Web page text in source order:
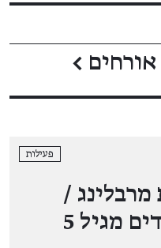
←
פעילות
מרבלינג /
מגיל 5